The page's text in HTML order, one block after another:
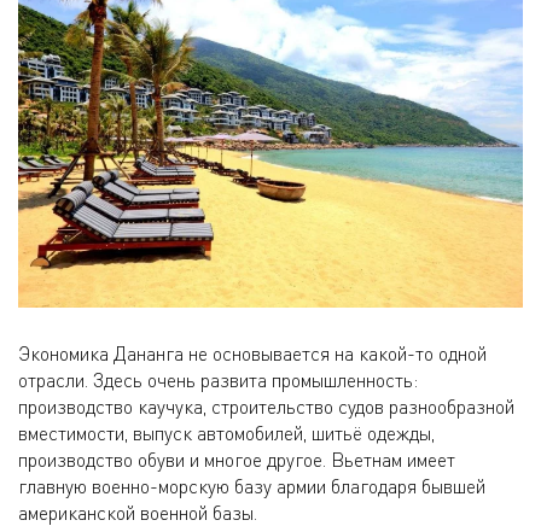
Экономика Дананга не основывается на какой-то одной
отрасли. Здесь очень развита промышленность:
производство каучука, строительство судов разнообразной
вместимости, выпуск автомобилей, шитьё одежды,
производство обуви и многое другое. Вьетнам имеет
главную военно-морскую базу армии благодаря бывшей
американской военной базы.